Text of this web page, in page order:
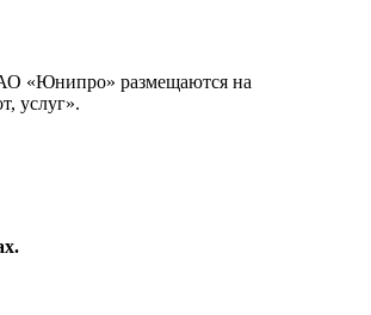
«Юнипро» размещаются на
услуг».